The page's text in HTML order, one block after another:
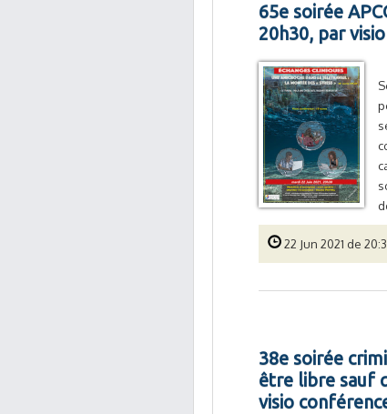
65e soirée
20h30, par
22 Jun 2021 de
38e soirée
être libre sauf
visio